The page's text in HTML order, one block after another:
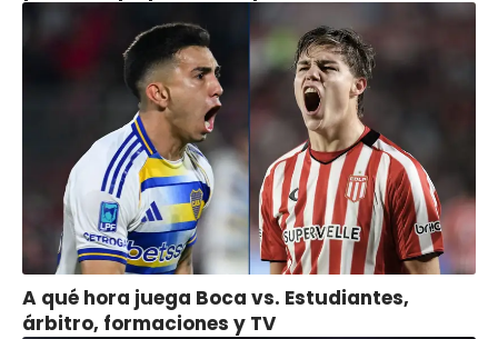
A qué hora juega Boca vs. Estudiantes,
árbitro, formaciones y TV